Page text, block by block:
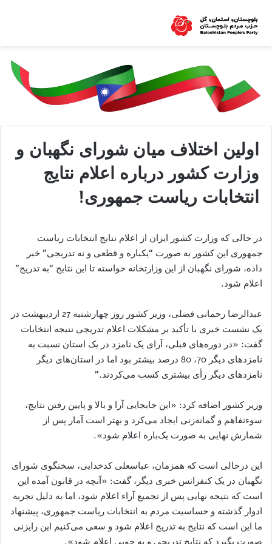
اولین اختلاف میان شورای نگهبان و
وزارت کشور درباره اعلام نتایج
انتخابات ریاست جمهوری!
در حالی که وزارت کشور ایران از اعلام نتایج انتخابات ریاست
جمهوری این کشور به صورت “یکباره و قطعی و نه تدریجی” خبر
داده، شورای نگهبان از این وزارتخانه خواسته تا این نتایج “به تدریج”
اعلام شود.
عبدالرضا رحمانی فضلی، وزیر کشور روز چهارشنبه 27 اردیبهشت در
یک نشست خبری با تأکید بر مشکلات اعلام تدریجی نتیجه انتخابات
گفت: «در دوره‌های قبلی، آرای یک نامزد در یک استان نسبت به
نامزدهای دیگر 70، 80 درصد بیشتر بود اما در استان‌های دیگر
نامزدهای دیگر رأی بیشتری کسب می‌کردند.”
وزیر کشور اضافه کرد: «این جابجایی آرا و بالا و پایین رفتن نتایج،
سوءتفاهم و گمانه‌زنی ایجاد می‌کرد و بهتر است آمار پس از
شمارش نهایی به صورت یک‌باره اعلام شود».
این درحالی است که همزمان، عباسعلی کدخدایی، سخنگوی شورای
نگهبان در یک کنفرانس خبری دیگر، گفت: «آنچه در قانون آمده این
است که نتیجه نهایی پس از تجمیع آراء اعلام شود، اما به دلیل تجربه
ادوار گذشته و حساسیت مردم به انتخابات ریاست جمهوری، پیشنهاد
ما این است که نتایج به تدریج اعلام شود و سعی می‌کنیم این رایزنی
صورت بگیرد که نتایج تدریجی و به خوبی اعلام شود».